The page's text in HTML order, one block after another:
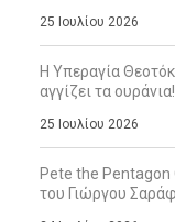
25 Ιουλίου 2026
Η Υπεραγία
αγγίζει τα ουράνια!
25 Ιουλίου 2026
Pete the Pentagon
του Γιώργου